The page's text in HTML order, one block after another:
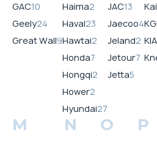
GAC10
Geely24
Great Wall9
Haima2
Haval23
Hawtai2
Honda7
Hongqi2
Hower2
Hyundai27
JAC13
Jaecoo4
Jeland2
Jetour7
Jetta5
KIA
M N O P